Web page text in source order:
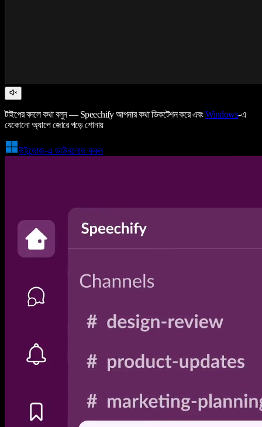
টাইপের বদলে কথা বলুন — Speechify আপনার কথা ডিকটেশন করে এবংWindows-এ
যেকোনো অ্যাপে জোরে পড়ে শোনায়
উইন্ডোজ-এ ডাউনলোড করুন